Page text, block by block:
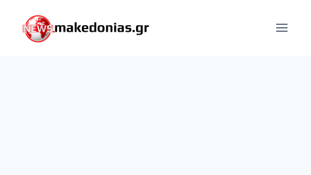
content